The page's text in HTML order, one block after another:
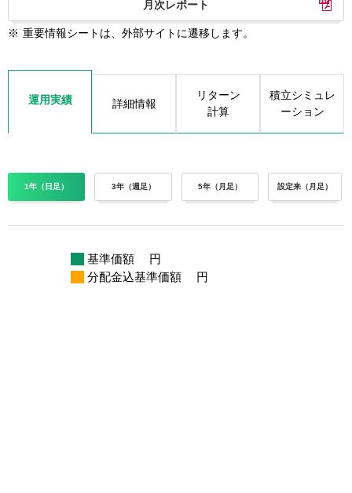
月次レポート
※ 重要情報シートは、外部サイトに遷移します。
運用実績 詳細情報
リターン
計算
積立シミュレ
ーション
1年（日足） 3年（週足） 5年（月足） 設定来（月足）
基準価額
円
分配金込基準価額
円